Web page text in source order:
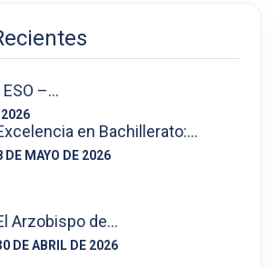
ESO –…
2026
en Bachillerato:…
DE MAYO DE 2026
Arzobispo de…
DE ABRIL DE 2026